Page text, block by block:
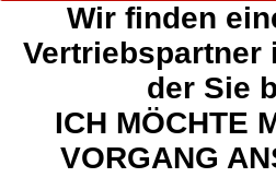
Wir finden
Vertriebspartner
der Sie
ICH MÖCHTE
VORGANG